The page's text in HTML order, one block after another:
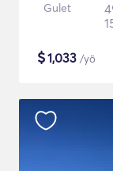
Gulet
$1,033 /yö